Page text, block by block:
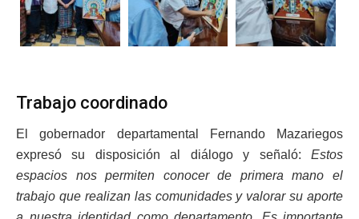
Trabajo coordinado
El gobernador departamental Fernando Mazariegos
expresó su disposición al diálogo y señaló: Estos
espacios nos permiten conocer de primera mano el
trabajo que realizan las comunidades y valorar su aporte